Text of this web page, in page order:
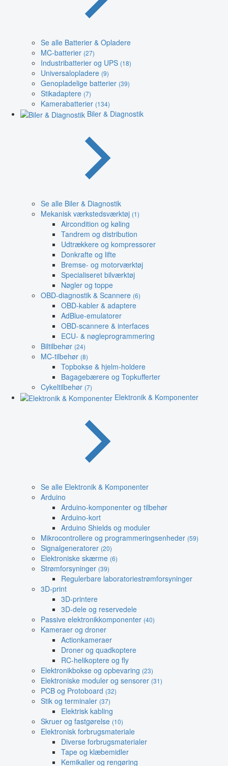
Se alle Batterier & Opladere
MC-batterier (27)
Industribatterier og UPS (18)
Universalopladere (9)
Genopladelige batterier (39)
Stikadaptere (7)
Kamerabatterier (134)
Biler & Diagnostik
Se alle Biler & Diagnostik
Mekanisk værkstedsværktøj (1)
Aircondition og køling
Tandrem og distribution
Udtrækkere og kompressorer
Donkrafte og lifte
Bremse- og motorværktøj
Specialiseret bilværktøj
Nøgler og toppe
OBD-diagnostik & Scannere (6)
OBD-kabler & adaptere
AdBlue-emulatorer
OBD-scannere & interfaces
ECU- & nøgleprogrammering
Biltilbehør (24)
MC-tilbehør (8)
Topbokse & hjelm-holdere
Bagagebærere og Topkufferter
Cykeltilbehør (7)
Elektronik & Komponenter
Se alle Elektronik & Komponenter
Arduino
Arduino-komponenter og tilbehør
Arduino-kort
Arduino Shields og moduler
Mikrocontrollere og programmeringsenheder (59)
Signalgeneratorer (20)
Elektroniske skærme (6)
Strømforsyninger (39)
Regulerbare laboratoriestrømforsyninger
3D-print
3D-printere
3D-dele og reservedele
Passive elektronikkomponenter (40)
Kameraer og droner
Actionkameraer
Droner og quadkoptere
RC-helikoptere og fly
Elektronikbokse og opbevaring (23)
Elektroniske moduler og sensorer (31)
PCB og Protoboard (32)
Stik og terminaler (37)
Elektrisk kabling
Skruer og fastgørelse (10)
Elektronisk forbrugsmateriale
Diverse forbrugsmaterialer
Tape og klæbemidler
Kemikalier og rengøring